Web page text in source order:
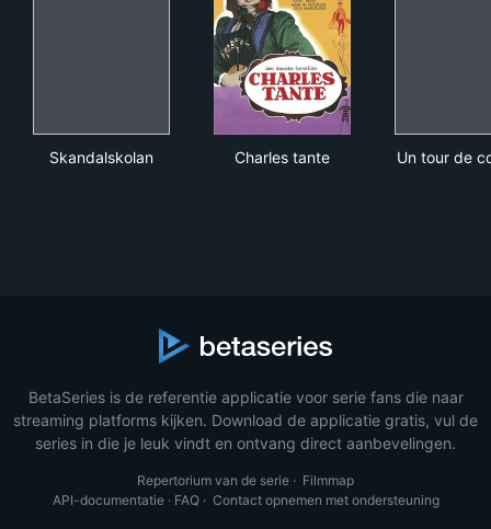
Skandalskolan Charles tante Un tour de
BetaSeries is de referentie applicatie voor serie fans die naar
streaming platforms kijken. Download de applicatie gratis, vul de
series in die je leuk vindt en ontvang direct aanbevelingen.
Repertorium van de serie · Filmmap
API-documentatie· FAQ· Contact opnemen met ondersteuning